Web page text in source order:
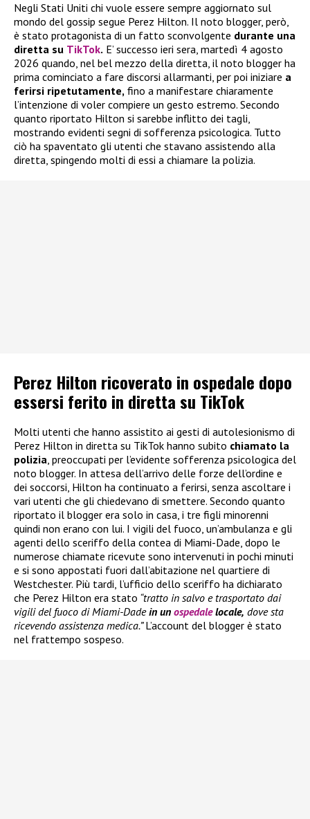
Negli Stati Uniti chi vuole essere sempre aggiornato sul
mondo del gossip segue Perez Hilton. Il noto blogger, però,
è stato protagonista di un fatto sconvolgente durante una
diretta su TikTok. E’ successo ieri sera, martedì 4 agosto
2026 quando, nel bel mezzo della diretta, il noto blogger ha
prima cominciato a fare discorsi allarmanti, per poi iniziare a
ferirsi ripetutamente, fino a manifestare chiaramente
l’intenzione di voler compiere un gesto estremo. Secondo
quanto riportato Hilton si sarebbe inflitto dei tagli,
mostrando evidenti segni di sofferenza psicologica. Tutto
ciò ha spaventato gli utenti che stavano assistendo alla
diretta, spingendo molti di essi a chiamare la polizia.
Perez Hilton ricoverato in ospedale dopo
essersi ferito in diretta su TikTok
Molti utenti che hanno assistito ai gesti di autolesionismo di
Perez Hilton in diretta su TikTok hanno subito chiamato la
polizia , preoccupati per l’evidente sofferenza psicologica del
noto blogger. In attesa dell’arrivo delle forze dell’ordine e
dei soccorsi, Hilton ha continuato a ferirsi, senza ascoltare i
vari utenti che gli chiedevano di smettere. Secondo quanto
riportato il blogger era solo in casa, i tre figli minorenni
quindi non erano con lui. I vigili del fuoco, un’ambulanza e gli
agenti dello sceriffo della contea di Miami-Dade, dopo le
numerose chiamate ricevute sono intervenuti in pochi minuti
e si sono appostati fuori dall’abitazione nel quartiere di
Westchester. Più tardi, l’ufficio dello sceriffo ha dichiarato
che Perez Hilton era stato “tratto in salvo e trasportato dai
vigili del fuoco di Miami-Dadein un ospedalelocale, dove sta
ricevendo assistenza medica.”L’account del blogger è stato
nel frattempo sospeso.